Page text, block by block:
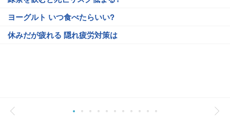
ヨーグルト いつ食べたらいい?
休みだが疲れる 隠れ疲労対策は